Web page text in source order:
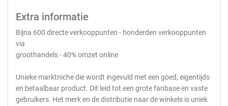
Extra informatie
Bijna 600 directe verkooppunten - honderden verkooppunten
via
groothandels - 40% omzet online
Unieke marktniche die wordt ingevuld met een goed, eigentijds
en betaalbaar product. Dit leid tot een grote fanbase en vaste
gebruikers. Het merk en de distributie naar de winkels is uniek